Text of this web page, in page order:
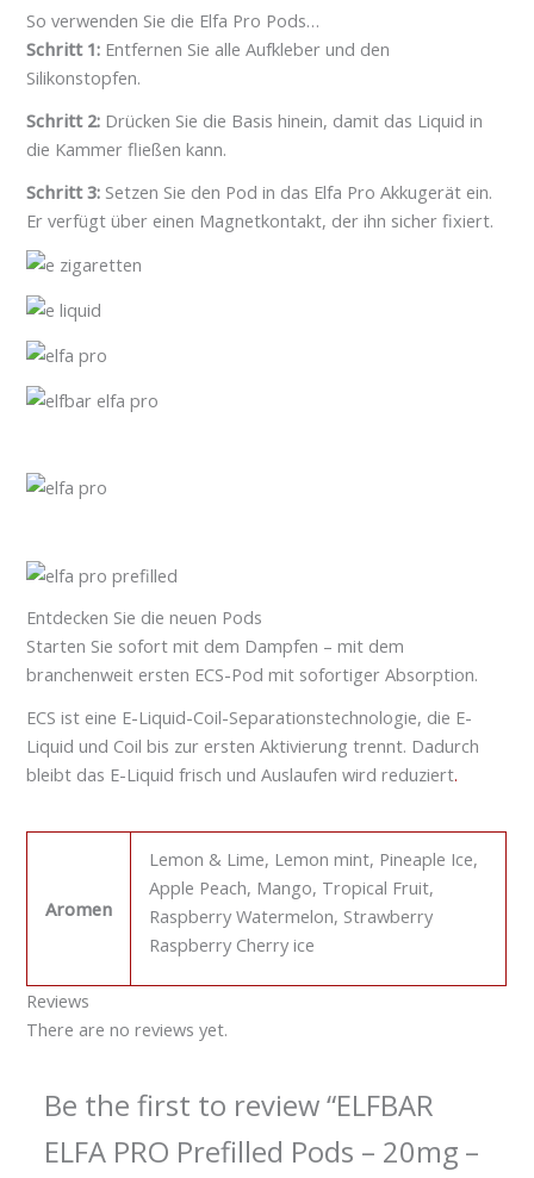
So verwenden Sie die Elfa Pro Pods…
Schritt 1: Entfernen Sie alle Aufkleber und den
Silikonstopfen.
Schritt 2: Drücken Sie die Basis hinein, damit das Liquid in
die Kammer fließen kann.
Schritt 3: Setzen Sie den Pod in das Elfa Pro Akkugerät ein.
Er verfügt über einen Magnetkontakt, der ihn sicher fixiert.
Entdecken Sie die neuen Pods
Starten Sie sofort mit dem Dampfen – mit dem
branchenweit ersten ECS-Pod mit sofortiger Absorption.
ECS ist eine E-Liquid-Coil-Separationstechnologie, die E-
Liquid und Coil bis zur ersten Aktivierung trennt. Dadurch
bleibt das E-Liquid frisch und Auslaufen wird reduziert.
Aromen
Lemon & Lime, Lemon mint, Pineaple Ice,
Apple Peach, Mango, Tropical Fruit,
Raspberry Watermelon, Strawberry
Raspberry Cherry ice
Reviews
There are no reviews yet.
Be the first to review “ELFBAR
ELFA PRO Prefilled Pods – 20mg –